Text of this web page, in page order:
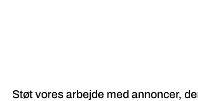
Støt vores arbejde med annoncer,